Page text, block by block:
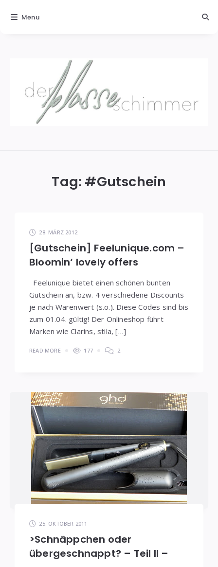
Tag: #Gutschein
28. MÄRZ 2012
[Gutschein] Feelunique.com –
Bloomin‘ lovely offers
Feelunique bietet einen schönen bunten
Gutschein an, bzw. 4 verschiedene Discounts
je nach Warenwert (s.o.). Diese Codes sind bis
zum 01.04. gültig! Der Onlineshop führt
Marken wie Clarins, stila, […]
READ MORE 177 2
25. OKTOBER 2011
>Schnäppchen oder
übergeschnappt? – Teil II –
Menu